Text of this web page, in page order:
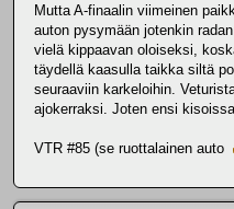
Mutta A-finaalin viimeinen
auton pysymään jotenkin
vielä kippaavan oloiseksi,
täydellä kaasulla taikka siltä
seuraaviin karkeloihin.
ajokerraksi. Joten ensi
VTR #85 (se ruottalainen auto